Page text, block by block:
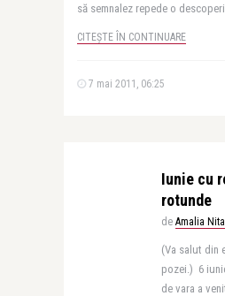
să semnalez repede o
CITEȘTE ÎN CONTINUARE
7 mai 2011, 06:25
Iunie cu
rotunde
de Amalia Nita
(Va salut din
pozei.) 6
de vara a